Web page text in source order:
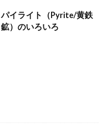
パイライト（Pyrite/黄鉄
鉱）のいろいろ